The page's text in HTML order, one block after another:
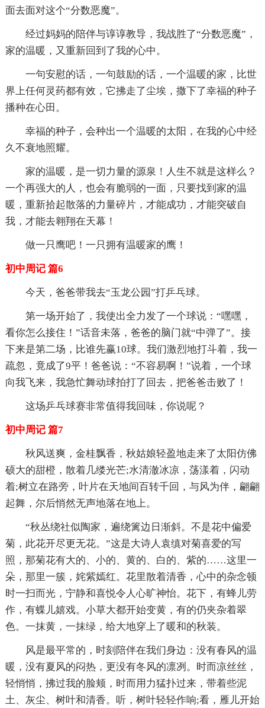
面去面对这个“分数恶魔”。
经过妈妈的陪伴与谆谆教导，我战胜了“分数恶魔”，
家的温暖，又重新回到了我的心中。
一句安慰的话，一句鼓励的话，一个温暖的家，比世
界上任何灵药都有效，它拂走了尘埃，撒下了幸福的种子
播种在心田。
幸福的种子，会种出一个温暖的太阳，在我的心中经
久不衰地照耀。
家的温暖，是一切力量的源泉！人生不就是这样么？
一个再强大的人，也会有脆弱的一面，只要找到家的温
暖，重新拾起散落的力量碎片，才能成功，才能突破自
我，才能去翱翔在天幕！
做一只鹰吧！一只拥有温暖家的鹰！
初中周记 篇6
今天，爸爸带我去“玉龙公园”打乒乓球。
第一场开始了，我使出全力发了一个球说：“嘿嘿，
看你怎么接住！”话音未落，爸爸的脑门就“中弹了”。接
下来是第二场，比谁先赢10球。我们激烈地打斗着，我一
疏忽，竟成了9平！爸爸说：“不容易啊！”说着，一个球
向我飞来，我急忙舞动球拍打了回去，把爸爸击败了！
这场乒乓球赛非常值得我回味，你说呢？
初中周记 篇7
秋风送爽，金桂飘香，秋姑娘轻盈地走来了太阳仿佛
硕大的甜橙，散着几缕光芒;水清澈冰凉，荡漾着，闪动
着;树立在路旁，叶片在天地间百转千回，与风为伴，翩翩
起舞，尔后悄然无声地落在地上。
“秋丛绕社似陶家，遍绕篱边日渐斜。不是花中偏爱
菊，此花开尽更无花。”这是大诗人袁缜对菊喜爱的写
照，那菊花有大的、小的、黄的、白的、紫的……这里一
朵，那里一簇，姹紫嫣红。花里散着清香，心中的杂念顿
时一扫而光，宁静和喜悦令人心旷神怡。花下，有蜂儿劳
作，有蝶儿嬉戏。小草大都开始变黄，有的仍夹杂着翠
色。一抹黄，一抹绿，给大地穿上了暖和的秋装。
风是最平常的，时刻陪伴在我们身边：没有春风的温
暖，没有夏风的闷热，更没有冬风的凛冽。时而凉丝丝，
轻悄悄，拂过我的脸颊，时而用力猛扑过来，带着些泥
土、灰尘、树叶和清香。听，树叶轻轻作响;看，雁儿开始